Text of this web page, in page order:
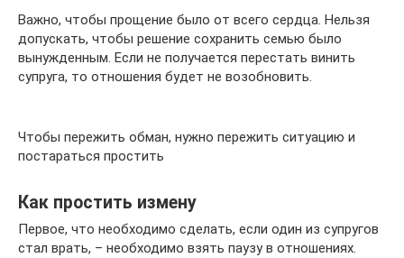
Важно, чтобы прощение было от всего сердца. Нельзя
допускать, чтобы решение сохранить семью было
вынужденным. Если не получается перестать винить
супруга, то отношения будет не возобновить.
Чтобы пережить обман, нужно пережить ситуацию и
постараться простить
Как простить измену
Первое, что необходимо сделать, если один из супругов
стал врать, – необходимо взять паузу в отношениях.